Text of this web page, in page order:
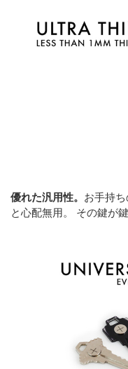
優れた汎用性。 お手持
と心配無用。 その鍵が